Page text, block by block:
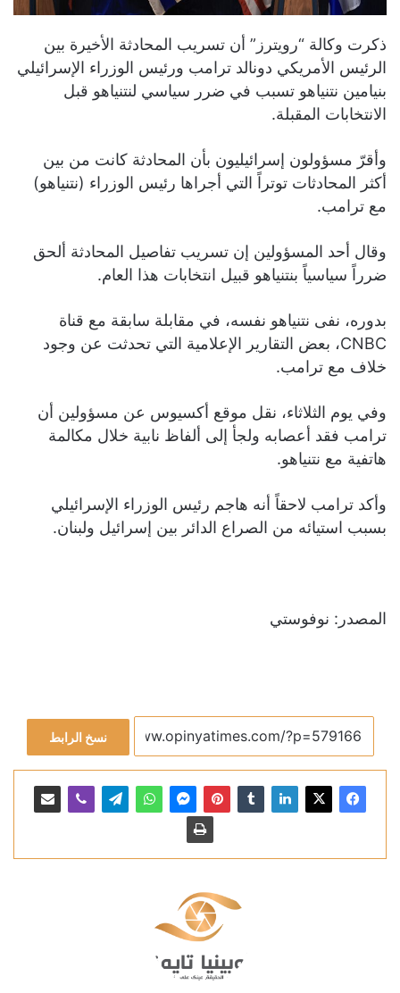
ذكرت وكالة “رويترز” أن تسريب المحادثة الأخيرة بين
الرئيس الأمريكي دونالد ترامب ورئيس الوزراء الإسرائيلي
بنيامين نتنياهو تسبب في ضرر سياسي لنتنياهو قبل
الانتخابات المقبلة.
وأقرّ مسؤولون إسرائيليون بأن المحادثة كانت من بين
أكثر المحادثات توتراً التي أجراها رئيس الوزراء (نتنياهو)
مع ترامب.
وقال أحد المسؤولين إن تسريب تفاصيل المحادثة ألحق
ضرراً سياسياً بنتنياهو قبيل انتخابات هذا العام.
بدوره، نفى نتنياهو نفسه، في مقابلة سابقة مع قناة
CNBC، بعض التقارير الإعلامية التي تحدثت عن وجود
خلاف مع ترامب.
وفي يوم الثلاثاء، نقل موقع أكسيوس عن مسؤولين أن
ترامب فقد أعصابه ولجأ إلى ألفاظ نابية خلال مكالمة
هاتفية مع نتنياهو.
وأكد ترامب لاحقاً أنه هاجم رئيس الوزراء الإسرائيلي
بسبب استيائه من الصراع الدائر بين إسرائيل ولبنان.
المصدر: نوفوستي
نسخ الرابط